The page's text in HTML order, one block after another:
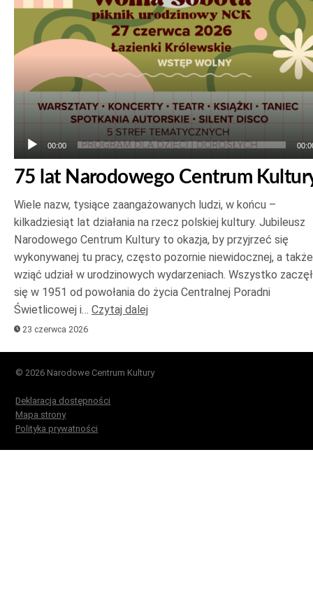
00:00
75 lat Narodowego Centrum
Wiele nazw, tysiące zaangażowanych ludzi, w końcu –
kilkadziesiąt lat działania na rzecz polskiej kultury. Jubileusz
Narodowego Centrum Kultury to okazja, by przyjrzeć się
wykonywanej tu pracy, często pozornie niewidocznej, a także
wziąć udział w urodzinowych wydarzeniach. Wszystko
się w 1951 od powołania do życia Centralnej Poradni
Świetlicowej i… Czytaj dalej
23 czerwca 2026
© 2026 Narodowe Centrum Kultury
Deklaracja dostępności
Mapa strony
Polityka prywatności